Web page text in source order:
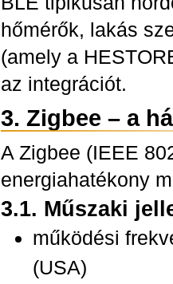
hőmérők, lakás
(amely a
az integrációt.
3. Zigbee – a
A Zigbee (IEEE
energiahatékony
3.1. Műszaki
működési
(USA)